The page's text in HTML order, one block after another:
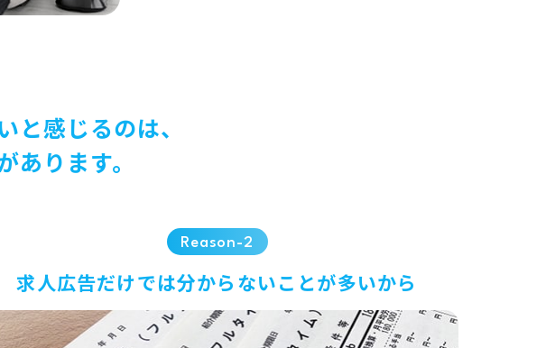
と感じるのは、
あります。
Reason-2
求人広告だけでは分からないことが多いから